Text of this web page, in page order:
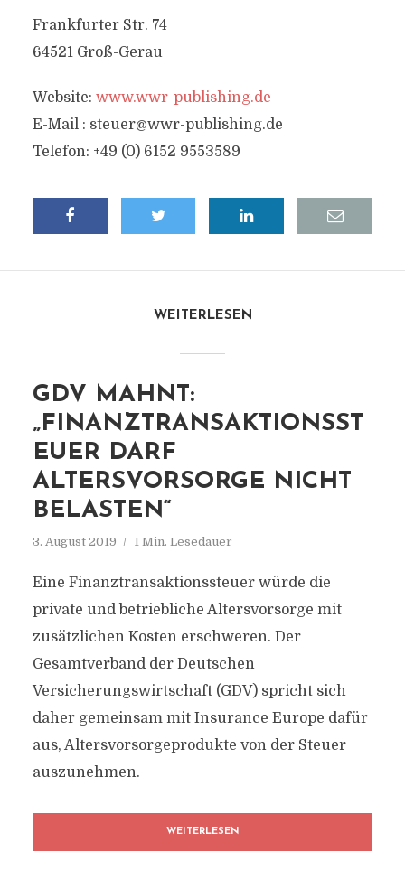
Frankfurter Str. 74
64521 Groß-Gerau
Website: www.wwr-publishing.de
E-Mail : steuer@wwr-publishing.de
Telefon: +49 (0) 6152 9553589
WEITERLESEN
GDV MAHNT:
„FINANZTRANSAKTIONSST
EUER DARF
ALTERSVORSORGE NICHT
BELASTEN“
3. August 2019 1 Min. Lesedauer
Eine Finanztransaktionssteuer würde die
private und betriebliche Altersvorsorge mit
zusätzlichen Kosten erschweren. Der
Gesamtverband der Deutschen
Versicherungswirtschaft (GDV) spricht sich
daher gemeinsam mit Insurance Europe dafür
aus, Altersvorsorgeprodukte von der Steuer
auszunehmen.
WEITERLESEN